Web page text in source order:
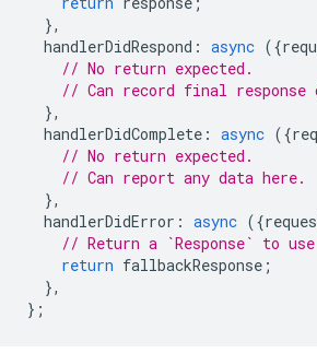
},
handlerDidRespond : async ({
// No return expected.
// Can record final response
},
handlerDidComplete : async ({
// No return expected.
// Can report any data here.
},
handlerDidError : async ({
// Return a `Response` to
return fallbackResponse ;
},
};